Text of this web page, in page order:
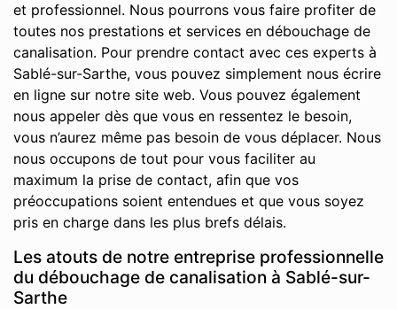
et professionnel. Nous pourrons vous faire profiter de
toutes nos prestations et services en débouchage de
canalisation. Pour prendre contact avec ces experts à
Sablé-sur-Sarthe, vous pouvez simplement nous écrire
en ligne sur notre site web. Vous pouvez également
nous appeler dès que vous en ressentez le besoin,
vous n’aurez même pas besoin de vous déplacer. Nous
nous occupons de tout pour vous faciliter au
maximum la prise de contact, afin que vos
préoccupations soient entendues et que vous soyez
pris en charge dans les plus brefs délais.
Les atouts de notre entreprise professionnelle
du débouchage de canalisation à Sablé-sur-
Sarthe